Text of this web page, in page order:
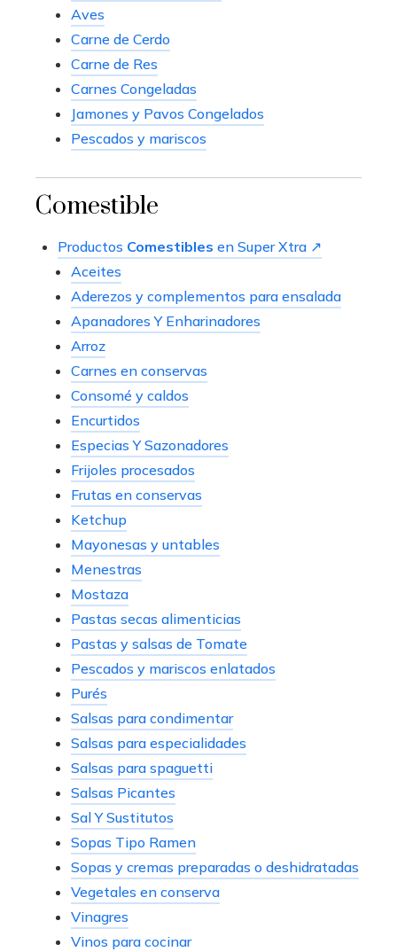
Aves
Carne de Cerdo
Carne de Res
Carnes Congeladas
Jamones y Pavos Congelados
Pescados y mariscos
Comestible
Productos Comestibles en Super Xtra ↗
Aceites
Aderezos y complementos para ensalada
Apanadores Y Enharinadores
Arroz
Carnes en conservas
Consomé y caldos
Encurtidos
Especias Y Sazonadores
Frijoles procesados
Frutas en conservas
Ketchup
Mayonesas y untables
Menestras
Mostaza
Pastas secas alimenticias
Pastas y salsas de Tomate
Pescados y mariscos enlatados
Purés
Salsas para condimentar
Salsas para especialidades
Salsas para spaguetti
Salsas Picantes
Sal Y Sustitutos
Sopas Tipo Ramen
Sopas y cremas preparadas o deshidratadas
Vegetales en conserva
Vinagres
Vinos para cocinar